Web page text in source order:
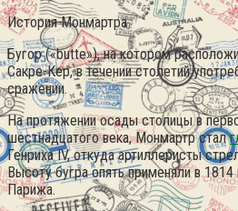
История Монмартра
Бугор («butte»), на котором
Сакре-Кер, в течении столетий
сражении.
На протяжении осады столицы в
шестнадцатого века, Монмартр стал
Генриха IV, откуда артиллеристы
Высоту бугра опять применяли в 1814
Парижа.